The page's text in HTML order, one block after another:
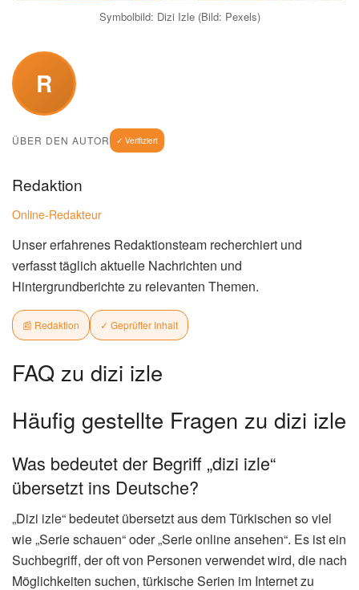
Symbolbild: Dizi Izle (Bild: Pexels)
R
ÜBER DEN AUTOR ✓ Verifiziert
Redaktion
Online-Redakteur
Unser erfahrenes Redaktionsteam recherchiert und
verfasst täglich aktuelle Nachrichten und
Hintergrundberichte zu relevanten Themen.
📰 Redaktion ✓ Geprüfter Inhalt
FAQ zu dizi izle
Häufig gestellte Fragen zu dizi izle
Was bedeutet der Begriff „dizi izle“
übersetzt ins Deutsche?
„Dizi izle“ bedeutet übersetzt aus dem Türkischen so viel
wie „Serie schauen“ oder „Serie online ansehen“. Es ist ein
Suchbegriff, der oft von Personen verwendet wird, die nach
Möglichkeiten suchen, türkische Serien im Internet zu